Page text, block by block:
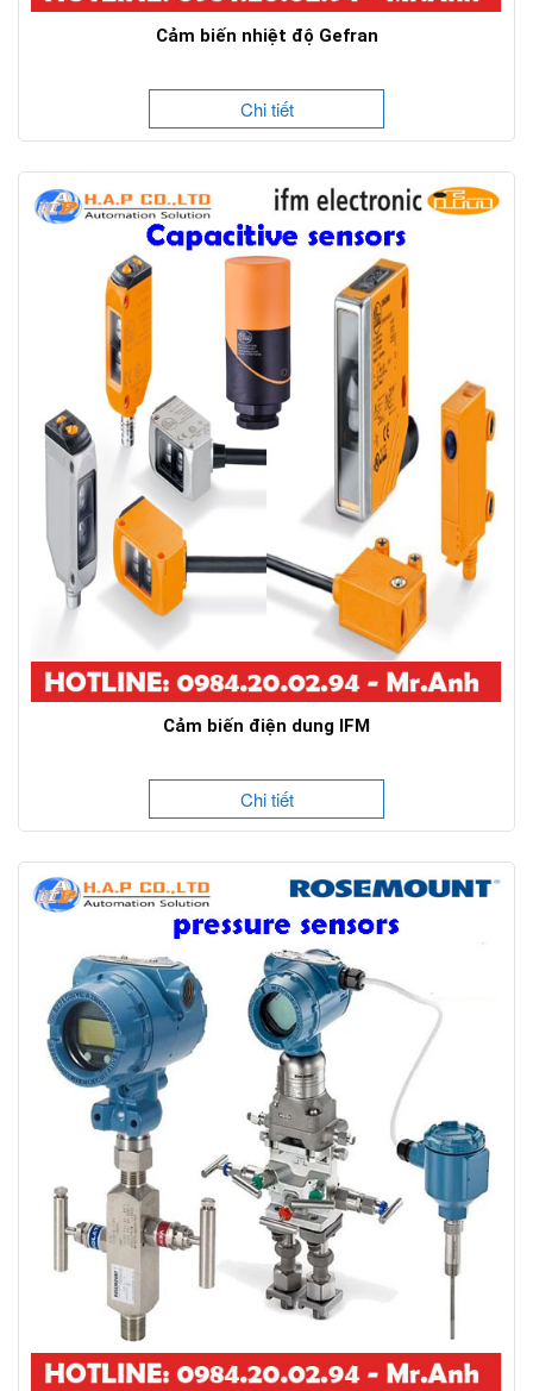
Cảm biến nhiệt độ Gefran
Chi tiết
Cảm biến điện dung IFM
Chi tiết